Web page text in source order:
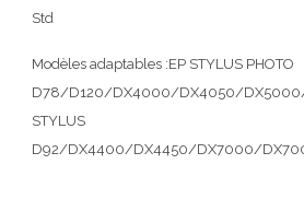
Std
Modèles adaptables :EP STYLUS PHOTO
D78/D120/DX4000/DX4050/
STYLUS
D92/DX4400/DX4450/DX7000/